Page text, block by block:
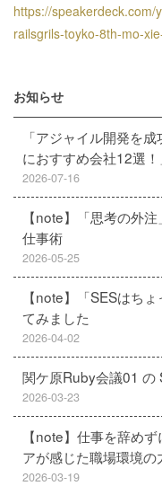
https://
railsgrils-toyko-8th-mo-
お知らせ
「アジャイル開発を
におすすめ会社12選！
2026-07-16
【note】「思考の外
仕事術
2026-05-25
【note】「SESはち
てみました
2026-04-02
関ケ原Ruby会議01 の
2026-03-23
【note】仕事を辞め
アが感じた職場環境の
2026-03-19